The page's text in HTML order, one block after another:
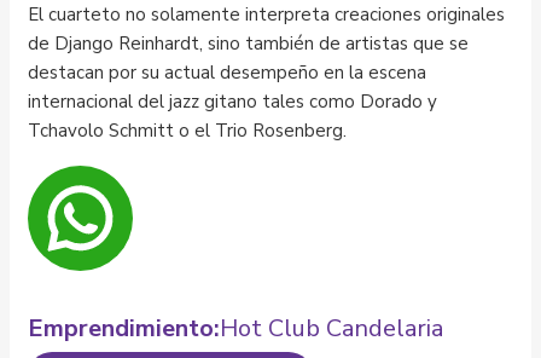
El cuarteto no solamente interpreta creaciones originales
de Django Reinhardt, sino también de artistas que se
destacan por su actual desempeño en la escena
internacional del jazz gitano tales como Dorado y
Tchavolo Schmitt o el Trio Rosenberg.
Emprendimiento:Hot Club Candelaria